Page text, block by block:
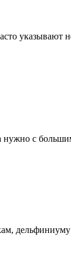
указывают
нужно с